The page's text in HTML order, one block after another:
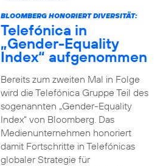
BLOOMBERG HONORIERT DIVERSITÄT:
Telefónica in
„Gender-Equality
Index“ aufgenommen
Bereits zum zweiten Mal in Folge
wird die Telefónica Gruppe Teil des
sogenannten „Gender-Equality
Index“ von Bloomberg. Das
Medienunternehmen honoriert
damit Fortschritte in Telefónicas
globaler Strategie für